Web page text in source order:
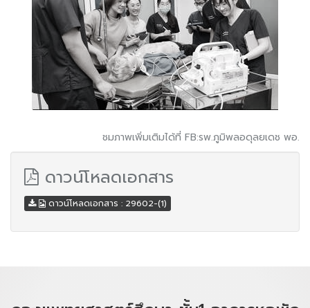
ชมภาพเพิ่มเติมได้ที่ FB:รพ.ภูมิพลอดุลยเดช พอ.
ดาวน์โหลดเอกสาร
ดาวน์โหลดเอกสาร : 29602-(1)